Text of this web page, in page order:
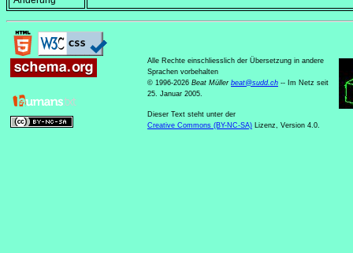
Alle Rechte einschliesslich der Übersetzung in andere
Sprachen vorbehalten
© 1996-2026 Beat Müller beat@sudd.ch -- Im Netz seit
25. Januar 2005.
Dieser Text steht unter der
Creative Commons (BY-NC-SA) Lizenz, Version 4.0.